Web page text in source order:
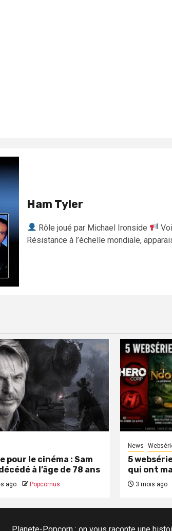
Ham Tyler
Rôle joué par Michael Ironside
Résistance à l’échelle mondiale,
pour le cinéma : Sam
à l’âge de 78 ans
ago Popcornus
News
5
qui ont
3 mois ago
Planete-Popcorn : on vous raconte une